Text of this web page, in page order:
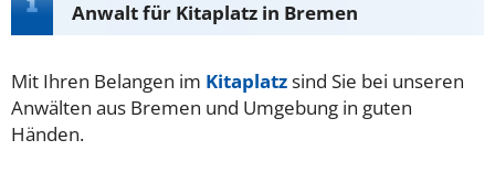
Anwalt für Kitaplatz in Bremen
Mit Ihren Belangen im Kitaplatzsind Sie bei unseren
Anwälten aus Bremen und Umgebung in guten
Händen.